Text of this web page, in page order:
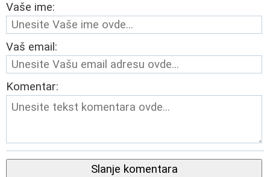
Vaše ime:
Vaš email:
Komentar:
Slanje komentara